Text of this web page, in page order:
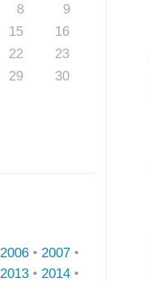
8
9
15
16
22
23
29
30
2006 • 2007 •
2013 • 2014 •